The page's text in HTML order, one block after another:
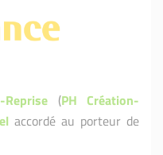
(PH Création-
accordé au porteur de